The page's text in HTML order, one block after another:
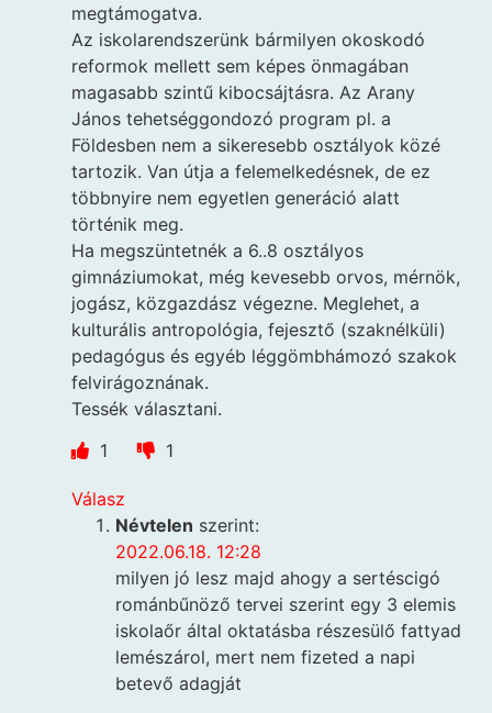
megtámogatva.
Az iskolarendszerünk bármilyen okoskodó
reformok mellett sem képes önmagában
magasabb szintű kibocsájtásra. Az Arany
János tehetséggondozó program pl. a
Földesben nem a sikeresebb osztályok közé
tartozik. Van útja a felemelkedésnek, de ez
többnyire nem egyetlen generáció alatt
történik meg.
Ha megszüntetnék a 6..8 osztályos
gimnáziumokat, még kevesebb orvos, mérnök,
jogász, közgazdász végezne. Meglehet, a
kulturális antropológia, fejesztő (szaknélküli)
pedagógus és egyéb léggömbhámozó szakok
felvirágoznának.
Tessék választani.
1
1
Válasz
Névtelen szerint:
2022.06.18. 12:28
milyen jó lesz majd ahogy a sertéscigó
románbűnöző tervei szerint egy 3 elemis
iskolaőr által oktatásba részesülő fattyad
lemészárol, mert nem fizeted a napi
betevő adagját